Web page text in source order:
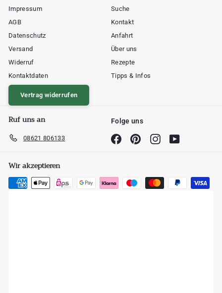
Impressum
AGB
Datenschutz
Versand
Widerruf
Kontaktdaten
Vertrag widerrufen
Suche
Kontakt
Anfahrt
Über uns
Rezepte
Tipps & Infos
Ruf uns an
08621 806133
Folge uns
FacebookPinterestInstagram
Wir akzeptieren